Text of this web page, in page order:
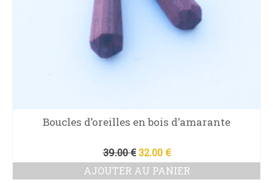
Boucles d’oreilles en bois d’amarante
39.00€ Le
prix
initial
32.00 €Le
prix
actuel
AJOUTER AU PANIER